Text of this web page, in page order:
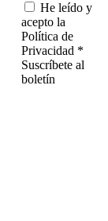
He leído y
acepto la
Política de
Privacidad *
Suscríbete al
boletín